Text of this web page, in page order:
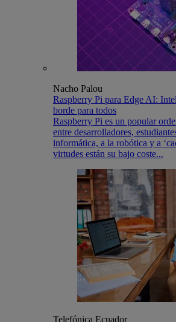
Nacho Palou
Raspberry Pi para Edge AI:
borde para todos
Raspberry Pi es un popular
entre desarrolladores,
informática, a la robótica y a
virtudes están su bajo coste...
Telefónica Ecuador